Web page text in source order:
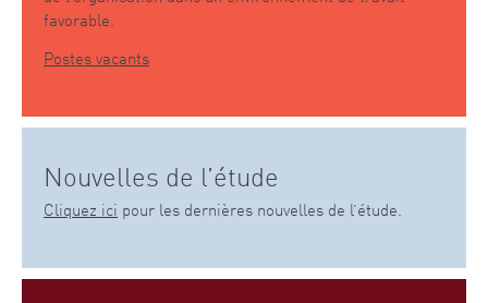
favorable.
Postes vacants
Nouvelles de l’étude
Cliquez ici pour les dernières nouvelles de l’étude.